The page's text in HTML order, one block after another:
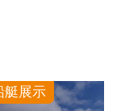
艇展示